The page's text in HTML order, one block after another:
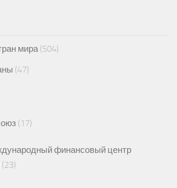
мира(504)
(47)
(17)
финансовый центр
(23)